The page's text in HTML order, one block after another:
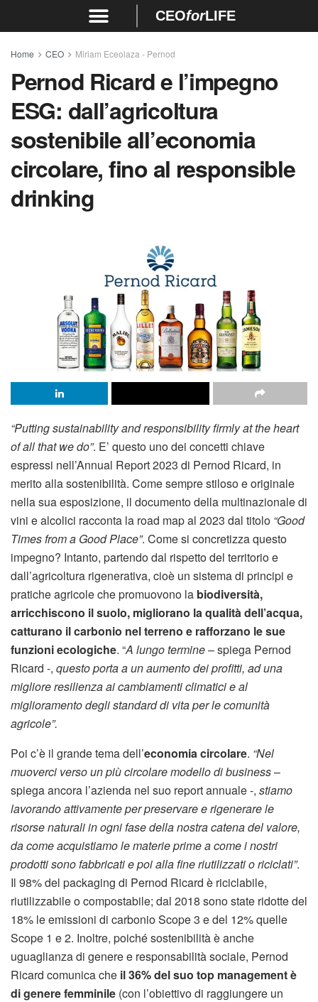
CEOforLIFE
Home CEO Miriam Eceolaza - Pernod
Pernod Ricard e l’impegno
ESG: dall’agricoltura
sostenibile all’economia
circolare, fino al responsible
drinking
“Putting sustainability and responsibility firmly at the heart
of all that we do”. E’ questo uno dei concetti chiave
espressi nell’Annual Report 2023 di Pernod Ricard, in
merito alla sostenibilità. Come sempre stiloso e originale
nella sua esposizione, il documento della multinazionale di
vini e alcolici racconta la road map al 2023 dal titolo “Good
Times from a Good Place”. Come si concretizza questo
impegno? Intanto, partendo dal rispetto del territorio e
dall’agricoltura rigenerativa, cioè un sistema di principi e
pratiche agricole che promuovono la biodiversità,
arricchiscono il suolo, migliorano la qualità dell’acqua,
catturano il carbonio nel terreno e rafforzano le sue
funzioni ecologiche. “A lungo termine– spiega Pernod
Ricard -, questo porta a un aumento dei profitti, ad una
migliore resilienza ai cambiamenti climatici e al
miglioramento degli standard di vita per le comunità
agricole”.
Poi c’è il grande tema dell’economia circolare. “Nel
muoverci verso un più circolare modello di business–
spiega ancora l’azienda nel suo report annuale -, stiamo
lavorando attivamente per preservare e rigenerare le
risorse naturali in ogni fase della nostra catena del valore,
da come acquistiamo le materie prime a come i nostri
prodotti sono fabbricati e poi alla fine riutilizzati o riciclati”.
Il 98% del packaging di Pernod Ricard è riciclabile,
riutilizzabile o compostabile; dal 2018 sono state ridotte del
18% le emissioni di carbonio Scope 3 e del 12% quelle
Scope 1 e 2. Inoltre, poiché sostenibilità è anche
uguaglianza di genere e responsabilità sociale, Pernod
Ricard comunica che il 36% del suo top management è
di genere femminile (con l’obiettivo di raggiungere un